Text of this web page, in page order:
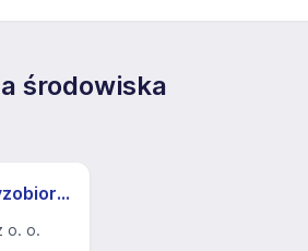
środowiska
Franczyzobiorca/Franczyzobiorczyni sklepu Żabka
o. o.